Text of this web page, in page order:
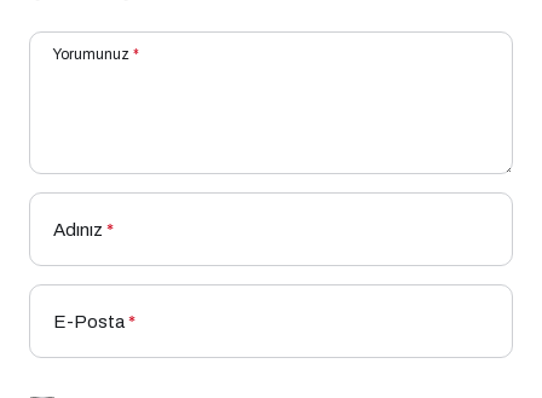
Yorumunuz *
Adınız *
E-Posta*